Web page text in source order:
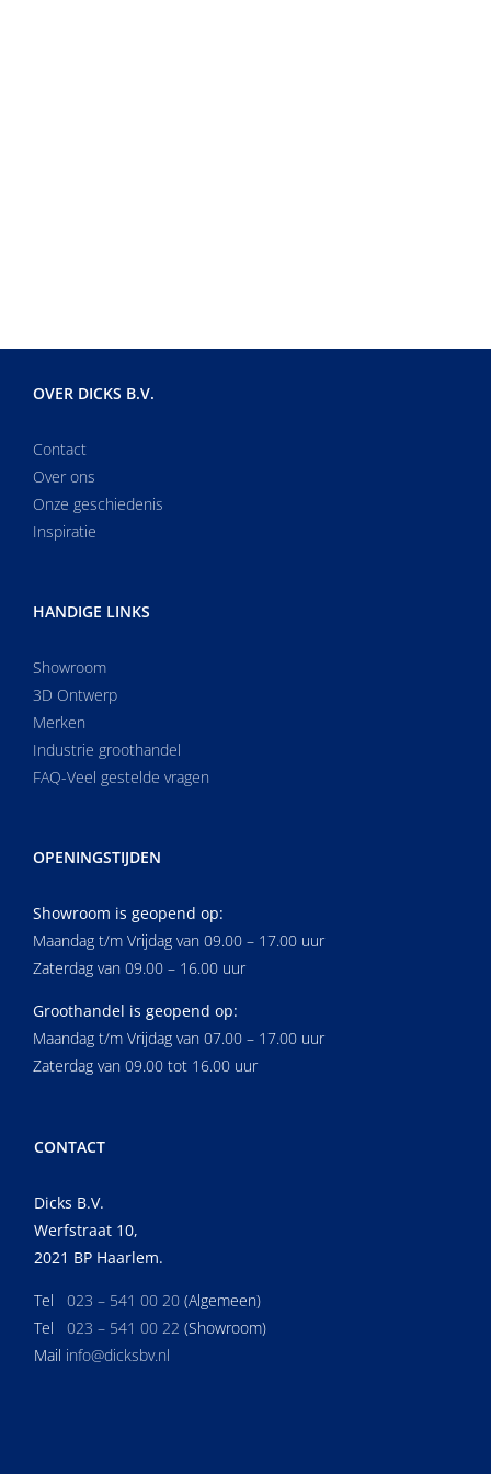
OVER DICKS B.V.
Contact
Over ons
Onze geschiedenis
Inspiratie
HANDIGE LINKS
Showroom
3D Ontwerp
Merken
Industrie groothandel
FAQ-Veel gestelde vragen
OPENINGSTIJDEN
Showroom is geopend op:
Maandag t/m Vrijdag van 09.00 – 17.00 uur
Zaterdag van 09.00 – 16.00 uur
Groothandel is geopend op:
Maandag t/m Vrijdag van 07.00 – 17.00 uur
Zaterdag van 09.00 tot 16.00 uur
CONTACT
Dicks B.V.
Werfstraat 10,
2021 BP Haarlem.
Tel 023 – 541 00 20 (Algemeen)
Tel 023 – 541 00 22 (Showroom)
Mail info@dicksbv.nl